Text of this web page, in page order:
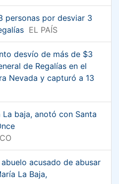
personas por desviar 3
EL PAÍS
desvío de más de $3
de Regalías en el
Nevada y capturó a 13
baja, anotó con Santa
acusado de abusar
La Baja,